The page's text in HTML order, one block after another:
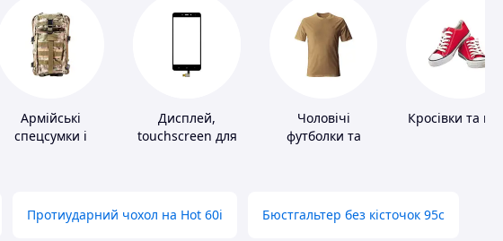
Армійські
спецсумки і
Дисплей,
touchscreen для
Чоловічі
футболки та
Кросівки та
Протиударний чохол на Hot 60i Бюстгальтер без кісточок 95с